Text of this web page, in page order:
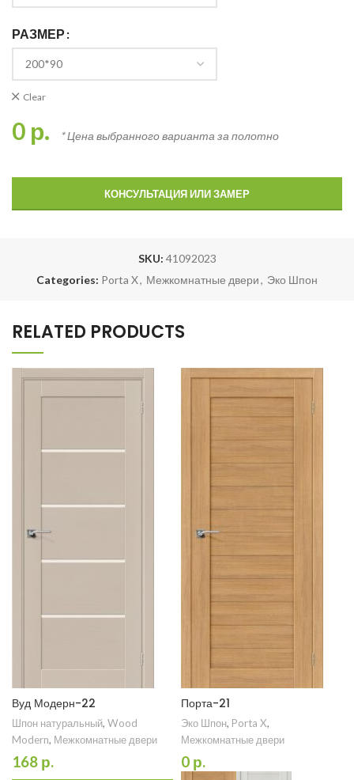
РАЗМЕР
Clear
0 р. * Цена выбранного варианта за полотно
КОНСУЛЬТАЦИЯ ИЛИ ЗАМЕР
SKU: 41092023
Categories: Porta X, Межкомнатные двери, Эко Шпон
RELATED PRODUCTS
Вуд Модерн-22
Шпон натуральный, Wood
Modern, Межкомнатные двери
168 р.
Порта-21
Эко Шпон, Porta X,
Межкомнатные двери
0 р.